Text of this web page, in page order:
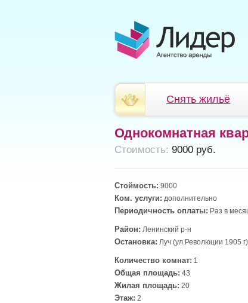
Снять жильё
Однокомнатная
Cтоимость: 9000 руб.
Стоймость: 9000
Ком. услуги: дополнительно
Периодичность оплаты: Раз в
Район: Ленинский р-н
Остановка: Луч (ул.Революции 1905
Количество комнат: 1
Общая площадь: 43
Жилая площадь: 20
Этаж: 2